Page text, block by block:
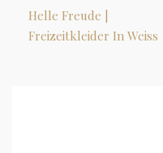
Helle Freude |
Freizeitkleider In Weiss